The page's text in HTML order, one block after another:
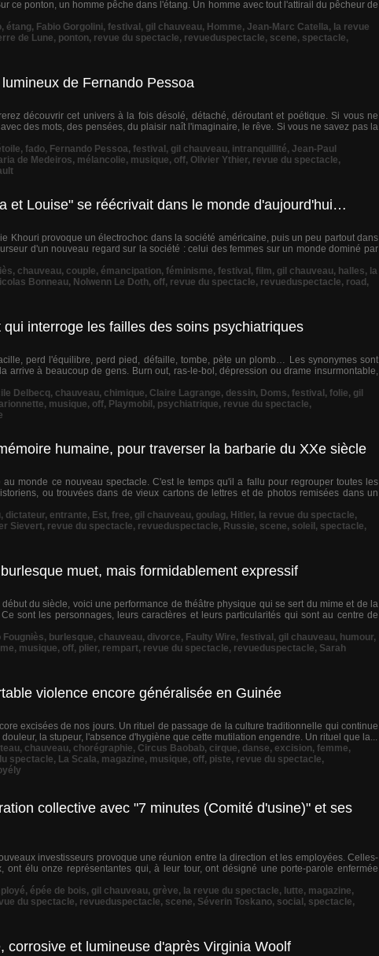
ce ponton, un homme pêche dans l'étang. Un homme avec tout l'attirail du pêcheur de
, étang, Fabio Gorgolini, festival , gil chauveau, Homme, Jean-Marc Catella, la revue
de Lune, ponton, revue du spectacle, revueduspectacle, scene, spectacle,
de Fernando Pessoa
découvrir cet univers à la fois désolé, détaché, déroutant et poétique. Si vous ne
des mots, des pensées, du plaisir naît l'imaginaire, le rêve. Si vous ne savez pas la
, fado, Fernando Pessoa, festival , gil chauveau, intranquillité, Jean-Paul
de Medeiros, mélancolie, musique, off, Olivier Ythier, revue du spectacle,
et Louise" se réécrivait dans le monde d'aujourd'hui…
Khouri provoque un électrochoc dans la société américaine, puis un peu partout dans
d'un nouveau regard sur la société : celui des femmes sur un monde dominé par
, chauveau, couple, émancipation, féminisme, festival , film, gil chauveau, halles, la
Bonneau, Nolwenn Le Doth, off, revue du spectacle, revueduspectacle, road ,
interroge les failles des soins psychiatriques
perd l'équilibre, perd pied, défaille, tombe, pète un plomb… Les synonymes sont
arrive à beaucoup de gens. Burn out, ras-le-bol, dépression ou drame insurmontable,
Delbecq, chauveau, chimique, Claire Lagrange, dessin, Doms, festival , folie, gil
, musique, off, Playmobil , psychiatrique, revue du spectacle,
humaine, pour traverser la barbarie du XXe siècle
monde ce nouveau spectacle. C'est le temps qu'il a fallu pour regrouper toutes les
ou trouvées dans de vieux cartons de lettres et de photos remisées dans un
, dictateur, entrante, Est, free, gil chauveau, goulag, Hitler, la revue du spectacle,
Sievert, revue du spectacle, revueduspectacle, Russie, scene, soleil , spectacle,
muet, mais formidablement expressif
du siècle, voici une performance de théâtre physique qui se sert du mime et de la
sont les personnages, leurs caractères et leurs particularités qui sont au centre de
Fougniès, burlesque, chauveau, divorce, Faulty Wire, festival , gil chauveau, humour,
, musique, off, plier, rempart, revue du spectacle, revueduspectacle, Sarah
violence encore généralisée en Guinée
excisées de nos jours. Un rituel de passage de la culture traditionnelle qui continue
la stupeur, l'absence d'hygiène que cette mutilation engendre. Un rituel que la...
, chauveau, chorégraphie, Circus Baobab, cirque, danse, excision, femme,
spectacle, La Scala, magazine, musique, off, piste, revue du spectacle,
collective avec "7 minutes (Comité d'usine)" et ses
investisseurs provoque une réunion entre la direction et les employées. Celles-
élu onze représentantes qui, à leur tour, ont désigné une porte-parole enfermée
, épée de bois, gil chauveau, grève, la revue du spectacle, lutte, magazine,
du spectacle, revueduspectacle, scene, Séverin Toskano, social , spectacle,
et lumineuse d'après Virginia Woolf